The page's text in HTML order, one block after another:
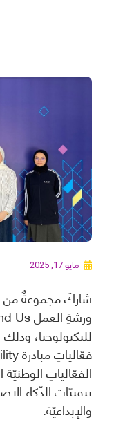
مايو 17, 2025
شاركَ مجموعةٌ من
للتكنولوجيا، وذلك
الفعّالياتِ
بتقنيّاتِ الذّكاء
والإبداعيّة.